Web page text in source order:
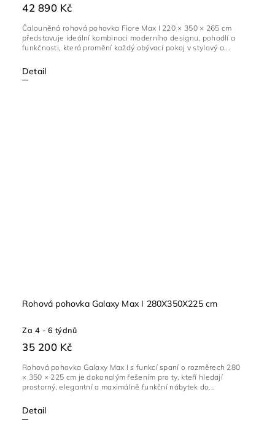
42 890 Kč
Detail
Čalouněná rohová pohovka Fiore Max I 220 × 350 × 265 cm
představuje ideální kombinaci moderního designu, pohodlí a
funkčnosti, která promění každý obývací pokoj v stylový a...
Rohová pohovka Galaxy Max I 280X350X225 cm
Za 4 - 6 týdnů
35 200 Kč
Detail
Rohová pohovka Galaxy Max I s funkcí spaní o rozměrech 280
× 350 × 225 cm je dokonalým řešením pro ty, kteří hledají
prostorný, elegantní a maximálně funkční nábytek do...